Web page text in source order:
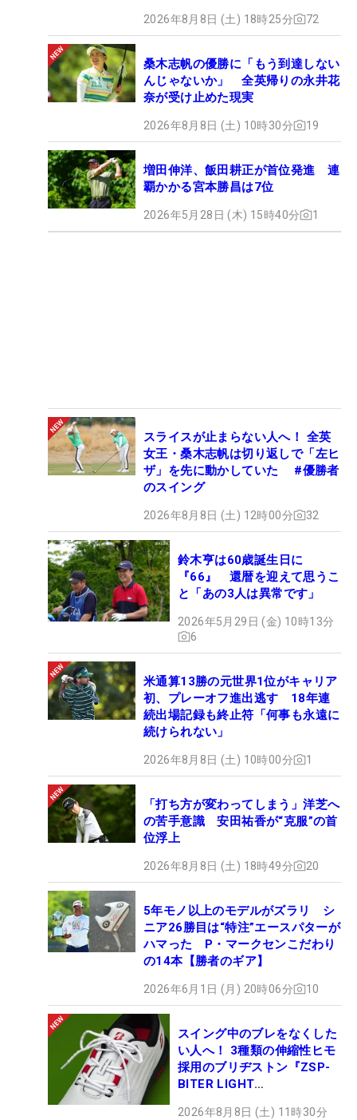
2026年8月8日 (土) 18時25分 72
桑木志帆の優勝に「もう到達しない
んじゃないか」 全英帰りの永井花
奈が受け止めた現実
2026年8月8日 (土) 10時30分 19
増田伸洋、飯田耕正が首位発進 連
覇かかる宮本勝昌は7位
2026年5月28日 (木) 15時40分 1
スライスが止まらない人へ！ 全英
女王・桑木志帆は切り返しで「左ヒ
ザ」を先に動かしていた #優勝者
のスイング
2026年8月8日 (土) 12時00分 32
鈴木亨は60歳誕生日に
『66』 還暦を迎えて思うこ
と「あの3人は異常です」
2026年5月29日 (金) 10時13分
6
米通算13勝の元世界1位がキャリア
初、プレーオフ進出逃す 18年連
続出場記録も終止符「何事も永遠に
続けられない」
2026年8月8日 (土) 10時00分 1
「打ち方が変わってしまう」洋芝へ
の苦手意識 安田祐香が“克服”の首
位浮上
2026年8月8日 (土) 18時49分 20
5年モノ以上のモデルがズラリ シ
ニア26勝目は“特注”エースパターが
ハマった P・マークセンこだわり
の14本【勝者のギア】
2026年6月1日 (月) 20時06分 10
スイング中のブレをなくした
い人へ！ 3種類の伸縮性ヒモ
採用のブリヂストン『ZSP-
BITER LIGHT
2026年8月8日 (土) 11時30分